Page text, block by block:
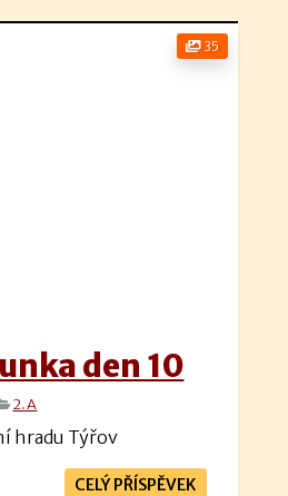
35
den 10
2.A
hradu Týřov
CELÝ PŘÍSPĚVEK